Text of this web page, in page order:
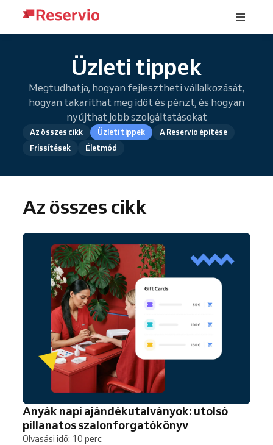
Üzleti tippek
Megtudhatja, hogyan fejlesztheti vállalkozását,
hogyan takaríthat meg időt és pénzt, és hogyan
nyújthat jobb szolgáltatásokat
Az összes cikk Üzleti tippek
A Reservio építése
Frissítések
Életmód
Az összes cikk
Anyák napi ajándékutalványok: utolsó
pillanatos szalonforgatókönyv
Olvasási idő: 10 perc